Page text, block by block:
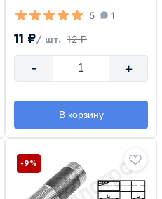
5 1
11 ₽/ шт. 12 ₽
- +
В корзину
-9%